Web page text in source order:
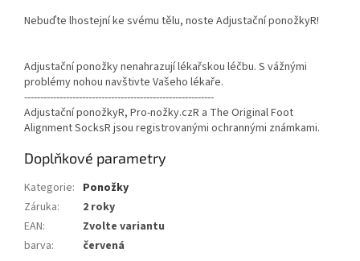
Nebuďte lhostejní ke svému tělu, noste Adjustační ponožkyR!
Adjustační ponožky nenahrazují lékařskou léčbu. S vážnými
problémy nohou navštivte Vašeho lékaře.
-----------------------------------------------------------
Adjustační ponožkyR, Pro-nožky.czR a The Original Foot
Alignment SocksR jsou registrovanými ochrannými známkami.
Doplňkové parametry
Kategorie: Ponožky
Záruka:
2 roky
EAN:
Zvolte variantu
barva: červená